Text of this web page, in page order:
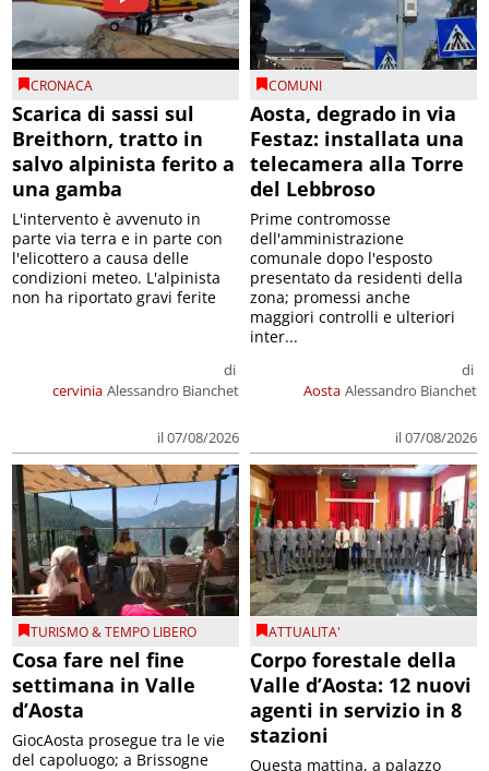
CRONACA
Scarica di sassi sul
Breithorn, tratto in
salvo alpinista ferito a
una gamba
cervinia
di
Alessandro Bianchet
il 07/08/2026
L'intervento è avvenuto in
parte via terra e in parte con
l'elicottero a causa delle
condizioni meteo. L'alpinista
non ha riportato gravi ferite
COMUNI
Aosta, degrado in via
Festaz: installata una
telecamera alla Torre
del Lebbroso
Aosta
di
Alessandro Bianchet
il 07/08/2026
Prime contromosse
dell'amministrazione
comunale dopo l'esposto
presentato da residenti della
zona; promessi anche
maggiori controlli e ulteriori
inter...
TURISMO & TEMPO LIBERO
Cosa fare nel fine
settimana in Valle
d’Aosta
GiocAosta prosegue tra le vie
del capoluogo; a Brissogne
ATTUALITA'
Corpo forestale della
Valle d’Aosta: 12 nuovi
agenti in servizio in 8
stazioni
Questa mattina, a palazzo